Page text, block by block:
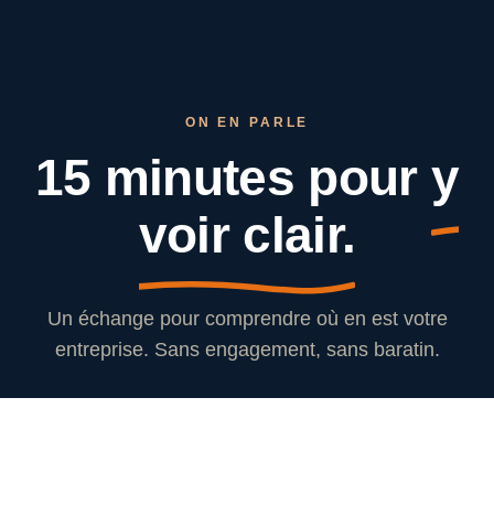
ON EN PARLE
15 minutes pour y
voir clair.
Un échange pour comprendre où en est votre
entreprise. Sans engagement, sans baratin.